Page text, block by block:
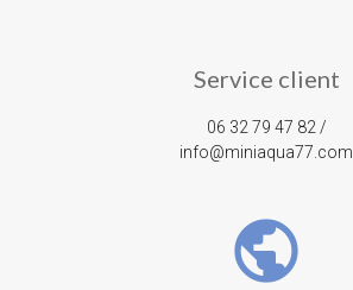
Service client
06 32 79 47 82 /
info@miniaqua77.com
public